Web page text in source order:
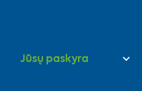
Jūsų paskyra 